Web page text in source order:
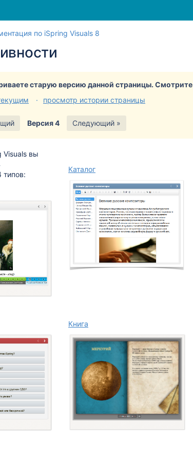
по iSpring Visuals 8
старую версию данной страницы. Смотрите
просмотр истории страницы
Версия 4 Следующий »
Visuals вы
типов:
Каталог
Книга